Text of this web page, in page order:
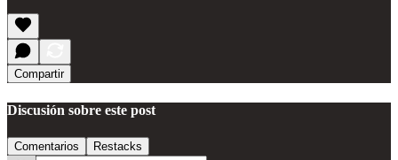
Compartir
Discusión sobre este post
Comentarios Restacks